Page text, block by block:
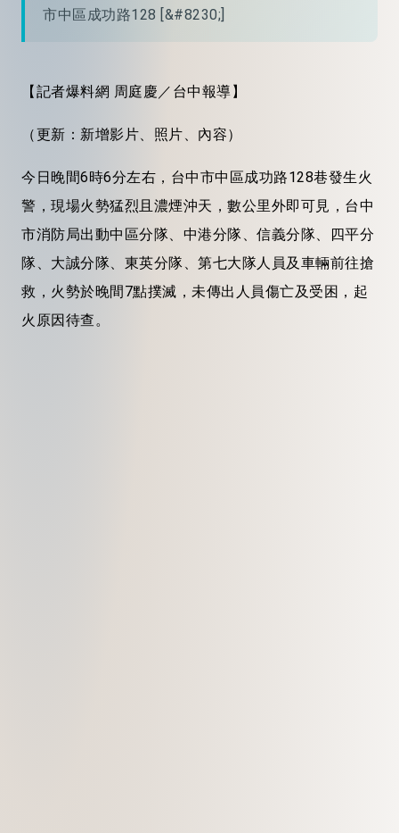
市中區成功路128 [&#8230;]
【記者爆料網 周庭慶／台中報導】
（更新：新增影片、照片、內容）
今日晚間6時6分左右，台中市中區成功路128巷發生火
警，現場火勢猛烈且濃煙沖天，數公里外即可見，台中
市消防局出動中區分隊、中港分隊、信義分隊、四平分
隊、大誠分隊、東英分隊、第七大隊人員及車輛前往搶
救，火勢於晚間7點撲滅，未傳出人員傷亡及受困，起
火原因待查。